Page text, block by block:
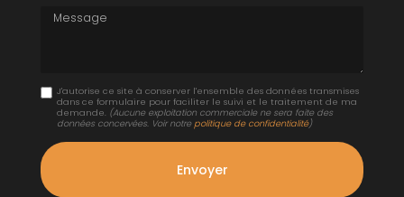
Message
J'autorise ce site à conserver l'ensemble des données transmises
dans ce formulaire pour faciliter le suivi et le traitement de ma
demande. (Aucune exploitation commerciale ne sera faite des
données concervées. Voir notre politique de confidentialité)